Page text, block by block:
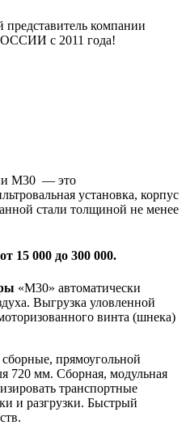
компании
с 2011 года!
М30 — это
установка, корпус
стали толщиной не менее
15 000 до 300 000.
«М30» автоматически
Выгрузка уловленной
винта (шнека)
прямоугольной
мм. Сборная, модульная
транспортные
и разгрузки. Быстрый